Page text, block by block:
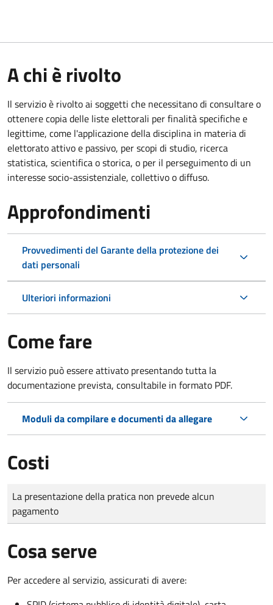
A chi è rivolto
Il servizio è rivolto ai soggetti che necessitano di consultare o
ottenere copia delle liste elettorali per finalità specifiche e
legittime, come l'applicazione della disciplina in materia di
elettorato attivo e passivo, per scopi di studio, ricerca
statistica, scientifica o storica, o per il perseguimento di un
interesse socio-assistenziale, collettivo o diffuso.
Approfondimenti
Provvedimenti del Garante della protezione dei
dati personali
Ulteriori informazioni
Come fare
Il servizio può essere attivato presentando tutta la
documentazione prevista, consultabile in formato PDF.
Moduli da compilare e documenti da allegare
Costi
Tipo di pagamento
Importo
La presentazione della pratica non prevede alcun
pagamento
Cosa serve
Per accedere al servizio, assicurati di avere: